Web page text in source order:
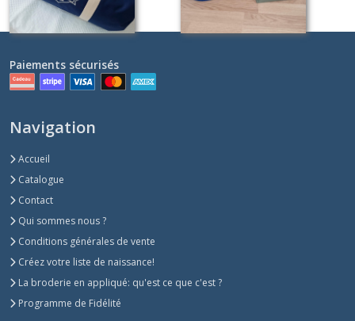
Paiements sécurisés
Navigation
Accueil
Catalogue
Contact
Qui sommes nous ?
Conditions générales de vente
Créez votre liste de naissance!
La broderie en appliqué: qu'est ce que c'est ?
Programme de Fidélité